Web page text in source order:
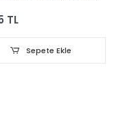
TL
Sepete Ekle